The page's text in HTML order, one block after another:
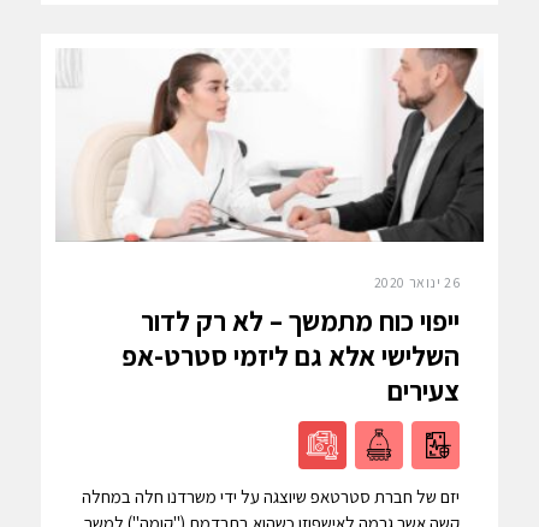
26 ינואר 2020
ייפוי כוח מתמשך – לא רק לדור
השלישי אלא גם ליזמי סטרט-אפ
צעירים
יזם של חברת סטרטאפ שיוצגה על ידי משרדנו חלה במחלה